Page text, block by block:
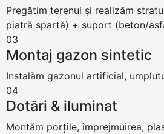
Pregătim terenul și realizăm
piatră spartă) + suport (beton/
03
Montaj gazon sintetic
Instalăm gazonul artificial,
04
Dotări & iluminat
Montăm porțile, împrejmuirea,